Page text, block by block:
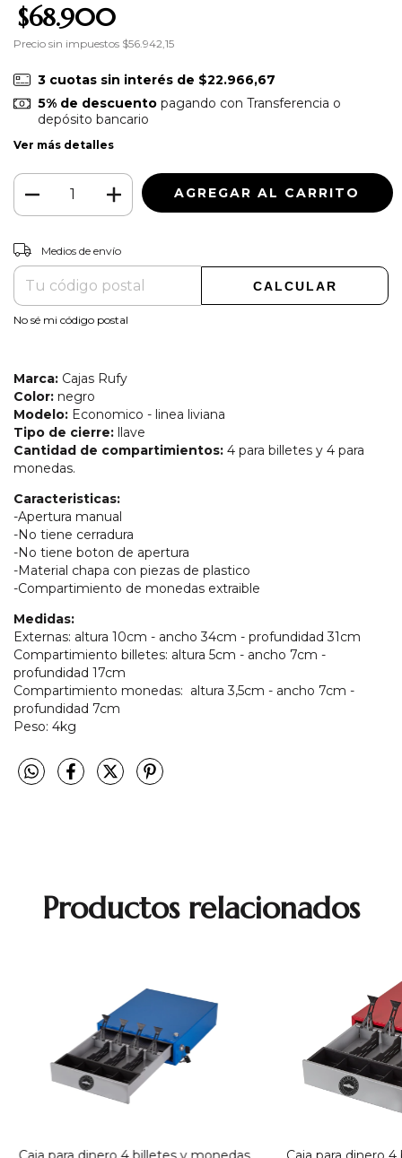
$68.900
Precio sin impuestos $56.942,15
3 cuotas sin interés de $22.966,67
5% de descuentopagando con Transferencia o
depósito bancario
Ver más detalles
Entregas para el CP:
Medios de envío
CALCULAR
No sé mi código postal
Marca: Cajas Rufy
Color: negro
Modelo: Economico - linea liviana
Tipo de cierre: llave
Cantidad de compartimientos: 4 para billetes y 4 para
monedas.
Caracteristicas:
-Apertura manual
-No tiene cerradura
-No tiene boton de apertura
-Material chapa con piezas de plastico
-Compartimiento de monedas extraible
Medidas:
Externas: altura 10cm - ancho 34cm - profundidad 31cm
Compartimiento billetes: altura 5cm - ancho 7cm -
profundidad 17cm
Compartimiento monedas: altura 3,5cm - ancho 7cm -
profundidad 7cm
Peso: 4kg
Productos relacionados